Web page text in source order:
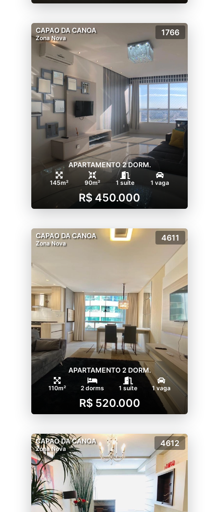
CAPAO DA CANOA
Zona Nova
1766
APARTAMENTO 2 DORM.
145m² 90m² 1 suíte 1 vaga
R$ 450.000
CAPAO DA CANOA
Zona Nova
4611
APARTAMENTO 2 DORM.
110m² 2 dorms 1 suíte 1 vaga
R$ 520.000
CAPAO DA CANOA
Zona Nova
4612